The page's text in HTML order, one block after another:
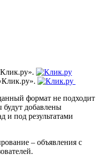
формат не подходит
добавлены
под результатами
– объявления с